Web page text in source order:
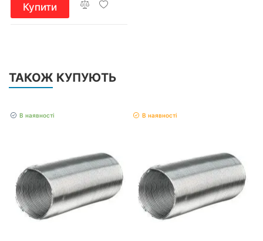
Купити
ТАКОЖ КУПУЮТЬ
В наявності В наявності